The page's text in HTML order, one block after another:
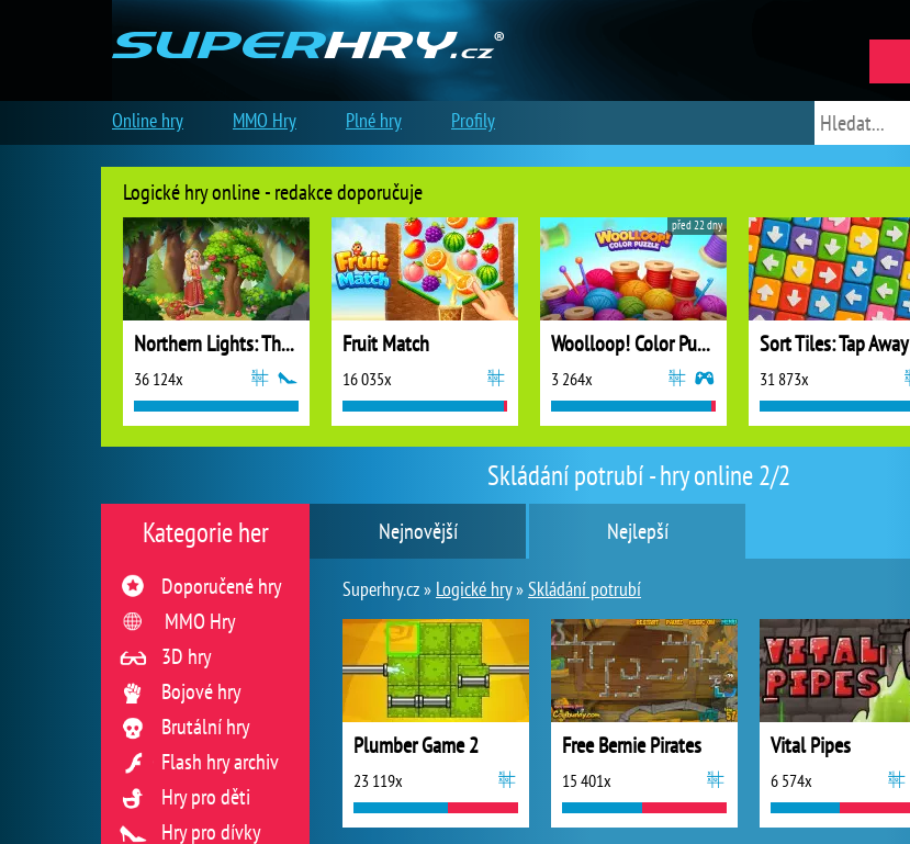
Skládání potrubí - hry online 2/2
Nejnovější Nejlepší
Superhry.cz » Logické hry»Skládání potrubí
Plumber Game 2
23 119x
Free Bernie Pirates
15 401x
Vital Pipes
6 574x
Kategorie her
Doporučené hry
MMO Hry
3D hry
Bojové hry
Brutální hry
Flash hry archiv
Hry pro děti
Hry pro dívky
Logické hry online - redakce doporučuje
Northern Lights: The Secret of the Forest
36 124x
Fruit Match
16 035x
Woolloop! Color Puzzle
3 264x
před 22 dny
Sort Tiles: Tap Away
31 873x
Online hry MMO Hry Plné hry Profily